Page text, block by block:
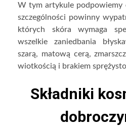
W tym artykule podpowiemy
szczególności powinny
których skóra wymaga
wszelkie zaniedbania
szarą, matową cerą,
wiotkością i brakiem
Składniki